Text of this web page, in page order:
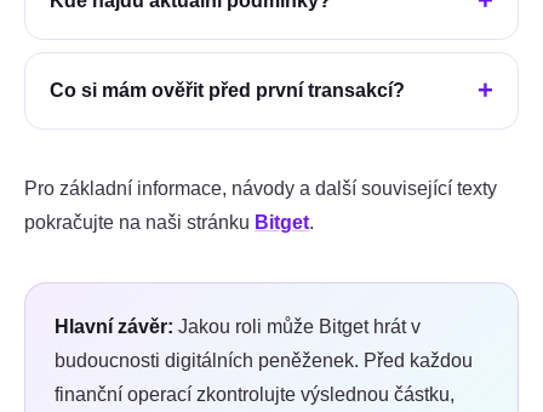
Co si mám ověřit před první transakcí?
Pro základní informace, návody a další související texty
pokračujte na naši stránku Bitget.
Hlavní závěr: Jakou roli může Bitget hrát v
budoucnosti digitálních peněženek. Před každou
finanční operací zkontrolujte výslednou částku,